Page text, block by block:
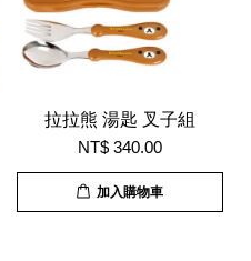
拉拉熊 湯匙 叉子組
NT$ 340.00
加入購物車